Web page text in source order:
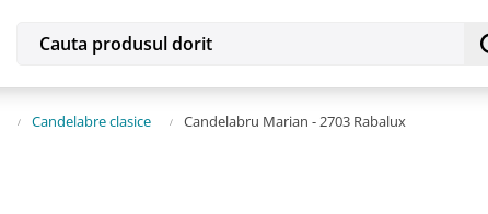
Candelabre clasice Candelabru Marian - 2703 Rabalux